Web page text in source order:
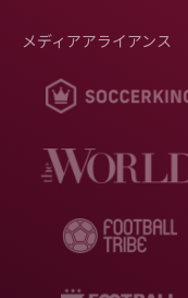
メディアアライアンス